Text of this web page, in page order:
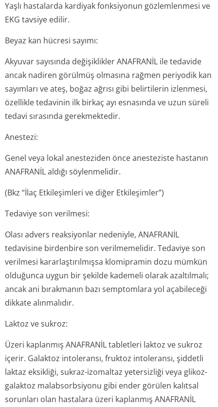
Yaşlı hastalarda kardiyak fonksiyonun gözlemlenmesi ve
EKG tavsiye edilir.
Beyaz kan hücresi sayımı:
Akyuvar sayısında değişiklikler ANAFRANİL ile tedavide
ancak nadiren görülmüş olmasına rağmen periyodik kan
sayımları ve ateş, boğaz ağrısı gibi belirtilerin izlenmesi,
özellikle tedavinin ilk birkaç ayı esnasında ve uzun süreli
tedavi sırasında gerekmektedir.
Anestezi:
Genel veya lokal anesteziden önce anesteziste hastanın
ANAFRANİL aldığı söylenmelidir.
(Bkz “İlaç Etkileşimleri ve diğer Etkileşimler”)
Tedaviye son verilmesi:
Olası advers reaksiyonlar nedeniyle, ANAFRANİL
tedavisine birdenbire son verilmemelidir. Tedaviye son
verilmesi kararlaştırılmışsa klomipramin dozu mümkün
olduğunca uygun bir şekilde kademeli olarak azaltılmalı;
ancak ani bırakmanın bazı semptomlara yol açabileceği
dikkate alınmalıdır.
Laktoz ve sukroz:
Üzeri kaplanmış ANAFRANİL tabletleri laktoz ve sukroz
içerir. Galaktoz intoleransı, fruktoz intoleransı, şiddetli
laktaz eksikliği, sukraz-izomaltaz yetersizliği veya glikoz-
galaktoz malabsorbsiyonu gibi ender görülen kalıtsal
sorunları olan hastalara üzeri kaplanmış ANAFRANİL